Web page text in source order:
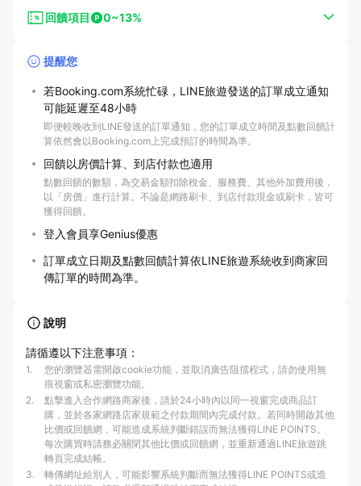
回饋項目 0~13%
提醒您
若Booking.com系統忙碌，LINE旅遊發送的訂單成立通知
可能延遲至48小時
即便較晚收到LINE發送的訂單通知，您的訂單成立時間及點數回饋計
算依然會以Booking.com上完成預訂的時間為準。
回饋以房價計算、到店付款也適用
點數回饋的數額，為交易金額扣除稅金、服務費、其他外加費用後，
以「房價」進行計算。不論是網路刷卡、到店付款現金或刷卡，皆可
獲得回饋。
登入會員享Genius優惠
訂單成立日期及點數回饋計算依LINE旅遊系統收到商家回
傳訂單的時間為準。
說明
請循遵以下注意事項：
1.
您的瀏覽器需開啟cookie功能，並取消廣告阻擋程式，請勿使用無
痕視窗或私密瀏覽功能。
2.
點擊進入合作網路商家後，請於24小時內以同一視窗完成商品訂
購，並於各家網路店家規範之付款期間內完成付款。若同時開啟其他
比價或回饋網，可能造成系統判斷錯誤而無法獲得LINE POINTS。
每次購買時請務必關閉其他比價或回饋網，並重新通過LINE旅遊跳
轉頁完成結帳。
3.
轉傳網址給別人，可能影響系統判斷而無法獲得LINE POINTS或造